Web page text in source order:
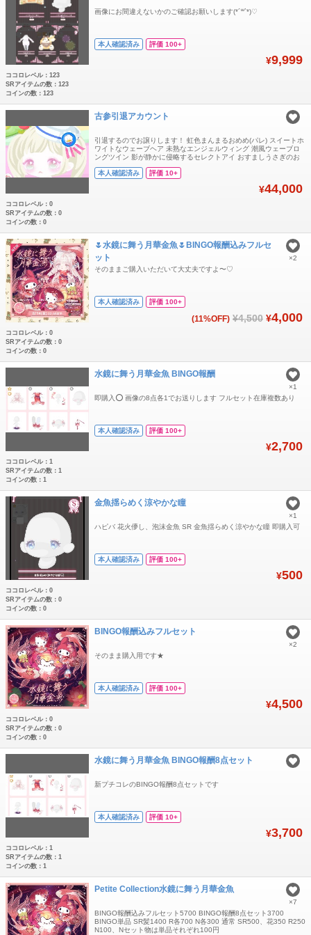
画像にお間違えないかのご確認お願いします(*´꒳`*)♡
本人確認済み 評価 100+
¥9,999
ココロレベル：123
SRアイテムの数：123
コインの数：123
古参引退アカウント
引退するのでお譲りします！ 虹色まんまるおめめ(パレ) スイートホ
ワイトなウェーブヘア 未熟なエンジェルウィング 潮風ウェーブロ
ングツイン 影が静かに侵略するセレクトアイ おすましうさぎのお
フェクト とろけるハートの瞳のセレクトハイライト 輝く碧い林檎
本人確認済み 評価 10+
¥44,000
ココロレベル：0
SRアイテムの数：0
コインの数：0
🌷水鏡に舞う月華金魚🌷BINGO報酬込みフルセ
ット
そのままご購入いただいて大丈夫ですよ〜♡
本人確認済み 評価 100+
(11%OFF) ¥4,500 ¥4,000
×2
ココロレベル：0
SRアイテムの数：0
コインの数：0
水鏡に舞う月華金魚 BINGO報酬
即購入⭕️ 画像の8点各1でお送りします フルセット在庫複数あり
本人確認済み 評価 100+
¥2,700
×1
ココロレベル：1
SRアイテムの数：1
コインの数：1
金魚揺らめく涼やかな瞳
ハピバ 花火儚し、泡沫金魚 SR 金魚揺らめく涼やかな瞳 即購入可
本人確認済み 評価 100+
¥500
×1
ココロレベル：0
SRアイテムの数：0
コインの数：0
BINGO報酬込みフルセット
そのまま購入用です★
本人確認済み 評価 100+
¥4,500
×2
ココロレベル：0
SRアイテムの数：0
コインの数：0
水鏡に舞う月華金魚 BINGO報酬8点セット
新プチコレのBINGO報酬8点セットです
本人確認済み 評価 10+
¥3,700
ココロレベル：1
SRアイテムの数：1
コインの数：1
Petite Collection水鏡に舞う月華金魚
BINGO報酬込みフルセット5700 BINGO報酬8点セット3700
BINGO単品 SR髪1400 R各700 N各300 通常 SR500、花350 R250
N100、Nセット物は単品それぞれ100円
×7